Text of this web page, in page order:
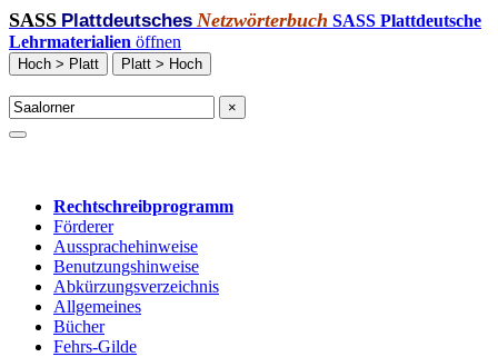
SASS Plattdeutsches Netzwörterbuch SASS Plattdeutsche
Lehrmaterialien öffnen
Hoch > Platt Platt > Hoch
×
Rechtschreibprogramm
Förderer
Aussprachehinweise
Benutzungshinweise
Abkürzungsverzeichnis
Allgemeines
Bücher
Fehrs-Gilde